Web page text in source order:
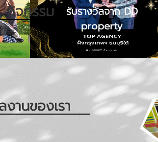
กิจกรรม
รับรางวัลจาก DD
property
งานของเรา